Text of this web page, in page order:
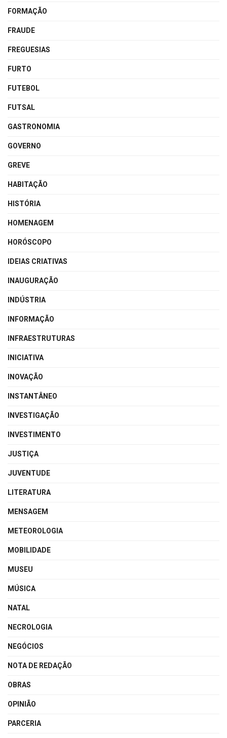
FORMAÇÃO
FRAUDE
FREGUESIAS
FURTO
FUTEBOL
FUTSAL
GASTRONOMIA
GOVERNO
GREVE
HABITAÇÃO
HISTÓRIA
HOMENAGEM
HORÓSCOPO
IDEIAS CRIATIVAS
INAUGURAÇÃO
INDÚSTRIA
INFORMAÇÃO
INFRAESTRUTURAS
INICIATIVA
INOVAÇÃO
INSTANTÂNEO
INVESTIGAÇÃO
INVESTIMENTO
JUSTIÇA
JUVENTUDE
LITERATURA
MENSAGEM
METEOROLOGIA
MOBILIDADE
MUSEU
MÚSICA
NATAL
NECROLOGIA
NEGÓCIOS
NOTA DE REDAÇÃO
OBRAS
OPINIÃO
PARCERIA